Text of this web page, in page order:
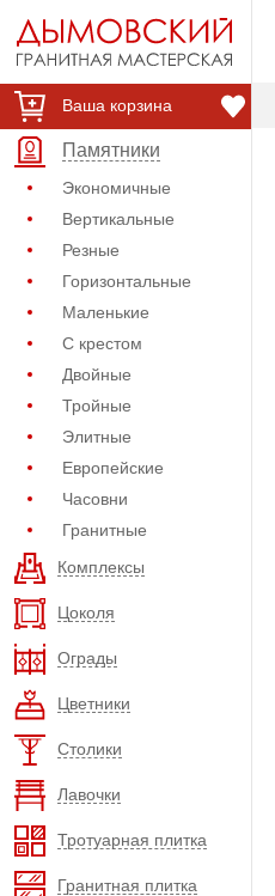
Ваша корзина
Памятники
Экономичные
Вертикальные
Резные
Горизонтальные
Маленькие
С крестом
Двойные
Тройные
Элитные
Европейские
Часовни
Гранитные
Комплексы
Цоколя
Ограды
Цветники
Столики
Лавочки
Тротуарная плитка
Гранитная плитка